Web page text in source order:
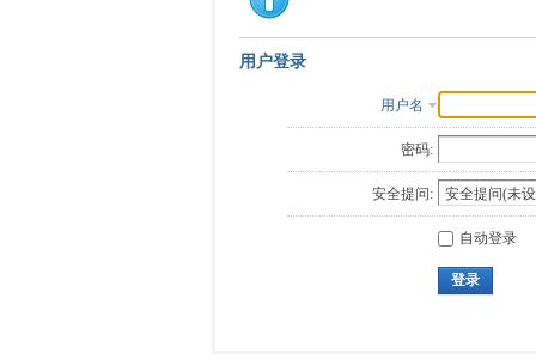
用户登录
用户名
密码:
安全提问:
自动登录
登录